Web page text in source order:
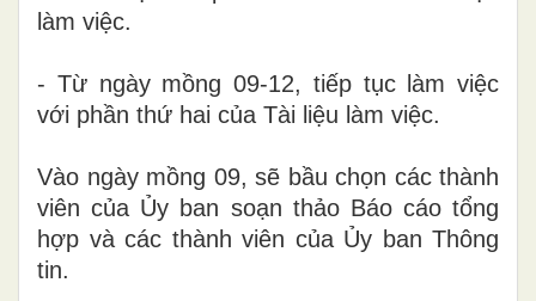
làm việc.
- Từ ngày mồng 09-12, tiếptụclàm việc
với phần thứ hai của Tài liệu làm việc.
Vào ngày mồng 09, sẽ bầu chọn các thành
viên của Ủy ban soạn thảo Báo cáo tổng
hợp và các thành viên của Ủy ban Thông
tin.